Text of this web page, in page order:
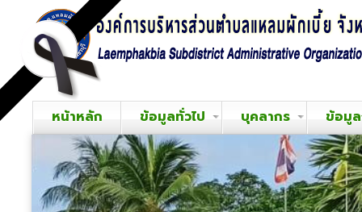
หน้าหลัก ข้อมูลทั่วไป บุคลากร ข้อมู